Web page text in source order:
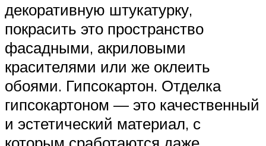
декоративную штукатурку,
покрасить это пространство
фасадными, акриловыми
красителями или же оклеить
обоями. Гипсокартон. Отделка
гипсокартоном — это качественный
и эстетический материал, с